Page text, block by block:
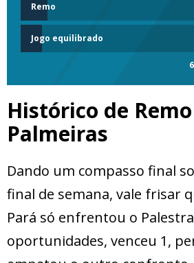
Remo
Jogo equilibrado
Histórico de
Palmeiras
Dando um compasso final
final de semana, vale frisar
Pará só enfrentou o
oportunidades, venceu 1,